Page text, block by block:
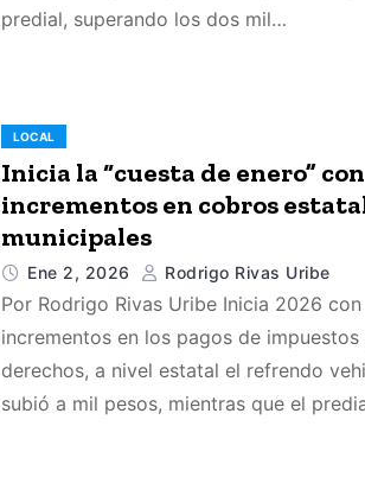
predial, superando los dos mil…
LOCAL
Inicia la “cuesta de enero” con
incrementos en cobros
municipales
Ene 2, 2026 Rodrigo Rivas Uribe
Por Rodrigo Rivas Uribe Inicia 2026 con
incrementos en los pagos de impuestos
derechos, a nivel estatal el refrendo
subió a mil pesos, mientras que el